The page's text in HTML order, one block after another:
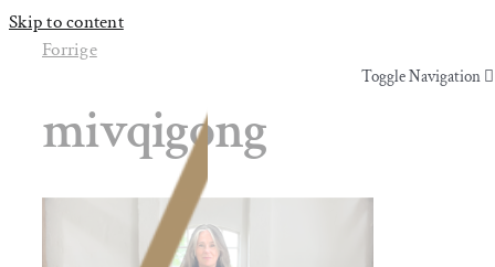
Skip to content
Toggle Navigation
Yoga & Bevægelse
Behandling
Forrige
mivqigong